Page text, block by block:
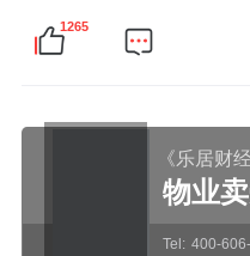
1265
《乐居财
物业
Tel: 400-